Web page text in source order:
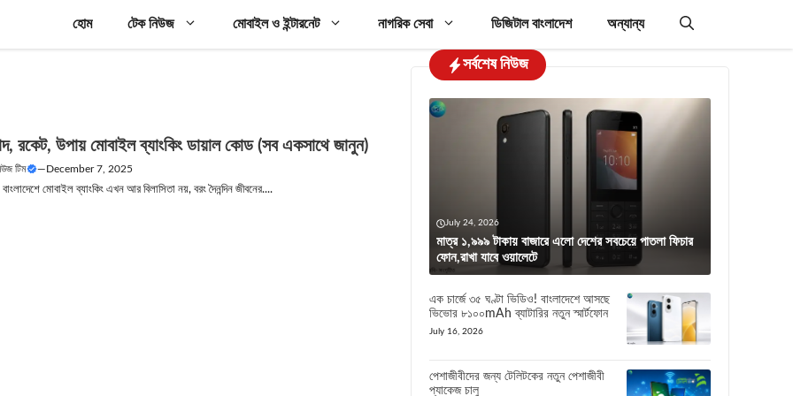
হোম টেক নিউজ মোবাইল ও ইন্টারনেট নাগরিক সেবা ডিজিটাল বাংলাদেশ অন্যান্য
রকেট, উপায় মোবাইল ব্যাংকিং ডায়াল কোড (সব একসাথে জানুন)
টিম —December 7, 2025
বাংলাদেশে মোবাইল ব্যাংকিং এখন আর বিলাসিতা নয়, বরং দৈনন্দিন জীবনের....
সর্বশেষ নিউজ
July 24, 2026
মাত্র ১,৯৯৯ টাকায় বাজারে এলো দেশের সবচেয়ে পাতলা ফিচার
ফোন,রাখা যাবে ওয়ালেটে
এক চার্জে ৩৫ ঘণ্টা ভিডিও! বাংলাদেশে আসছে
ভিভোর ৮১০০mAh ব্যাটারির নতুন স্মার্টফোন
July 16, 2026
পেশাজীবীদের জন্য টেলিটকের নতুন পেশাজীবী
প্যাকেজ চালু